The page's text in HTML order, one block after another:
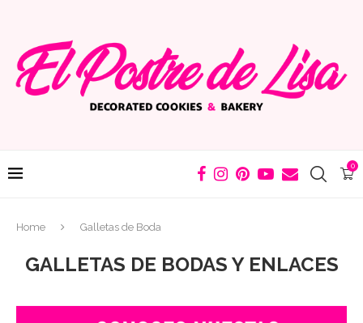
0
Home Galletas de Boda
GALLETAS DE BODAS Y ENLACES